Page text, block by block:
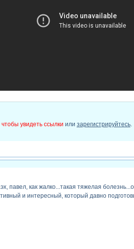
увидеть ссылки или зарегистрируйтесь.
павел, как жалко...такая тяжелая
и интересный, который давно